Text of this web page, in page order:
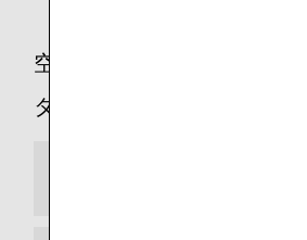
空港別お手伝いが必要なお
ター